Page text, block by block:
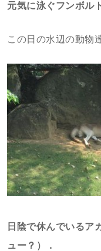
元気に泳ぐフンボル
この日の水辺の動物
日陰で休んでいるア
ュー？）．